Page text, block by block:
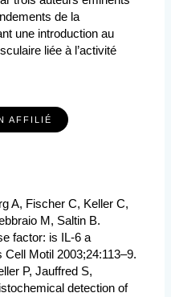
de la
une introduction au
liée à l’activité
AFFILIÉ
A, Fischer C, Keller C,
M, Saltin B.
factor: is IL-6 a
Motil 2003;24:113–9.
P, Jauffred S,
detection of